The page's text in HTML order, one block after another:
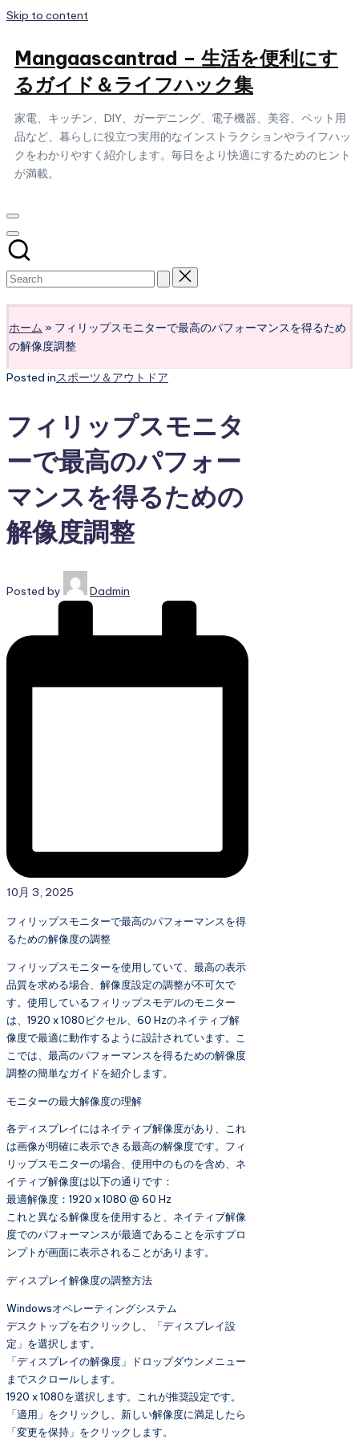
Skip to content
Mangaascantrad – 生活を便利にす
るガイド＆ライフハック集
家電、キッチン、DIY、ガーデニング、電子機器、美容、ペット用
品など、暮らしに役立つ実用的なインストラクションやライフハッ
クをわかりやすく紹介します。毎日をより快適にするためのヒント
が満載。
ホーム » フィリップスモニターで最高のパフォーマンスを得るため
の解像度調整
Posted inスポーツ＆アウトドア
フィリップスモニタ
ーで最高のパフォー
マンスを得るための
解像度調整
Posted by Dadmin
10月 3, 2025
フィリップスモニターで最高のパフォーマンスを得
るための解像度の調整
フィリップスモニターを使用していて、最高の表示
品質を求める場合、解像度設定の調整が不可欠で
す。使用しているフィリップスモデルのモニター
は、1920 x 1080ピクセル、60 Hzのネイティブ解
像度で最適に動作するように設計されています。こ
こでは、最高のパフォーマンスを得るための解像度
調整の簡単なガイドを紹介します。
モニターの最大解像度の理解
各ディスプレイにはネイティブ解像度があり、これ
は画像が明確に表示できる最高の解像度です。フィ
リップスモニターの場合、使用中のものを含め、ネ
イティブ解像度は以下の通りです：
最適解像度：1920 x 1080 @ 60 Hz
これと異なる解像度を使用すると、ネイティブ解像
度でのパフォーマンスが最適であることを示すプロ
ンプトが画面に表示されることがあります。
ディスプレイ解像度の調整方法
Windowsオペレーティングシステム
デスクトップを右クリックし、「ディスプレイ設
定」を選択します。
「ディスプレイの解像度」ドロップダウンメニュー
までスクロールします。
1920 x 1080を選択します。これが推奨設定です。
「適用」をクリックし、新しい解像度に満足したら
「変更を保持」をクリックします。